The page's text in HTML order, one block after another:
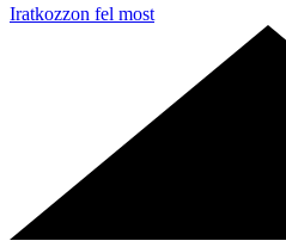
Iratkozzon fel most